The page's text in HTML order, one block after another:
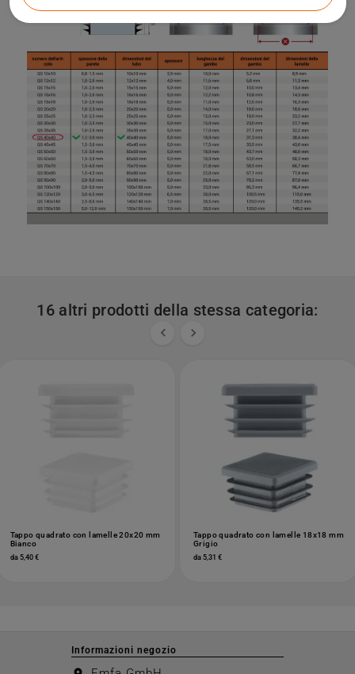
16 altri prodotti della stessa categoria:
 
Tappo quadrato con lamelle 20x20 mm
Bianco
da 5,40 €
Tappo quadrato con lamelle 18x18 mm
Grigio
da 5,31 €
Informazioni negozio